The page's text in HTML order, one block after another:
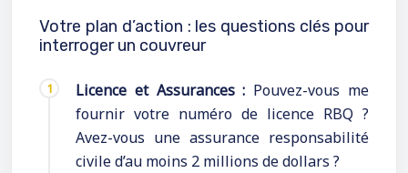
Votre plan d’action : les questions clés pour
interroger un couvreur
Licence et Assurances : Pouvez-vous me
fournir votre numéro de licence RBQ ?
Avez-vous une assurance responsabilité
civile d’au moins 2 millions de dollars ?